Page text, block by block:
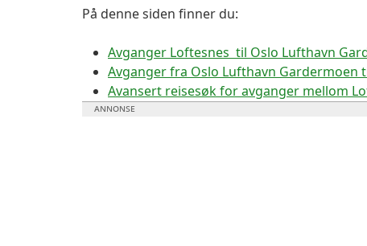
På denne siden finner du:
Avganger Loftesnes til Oslo Lufthavn
Avganger fra Oslo Lufthavn Gardermoen
Avansert reisesøk for avganger mellom